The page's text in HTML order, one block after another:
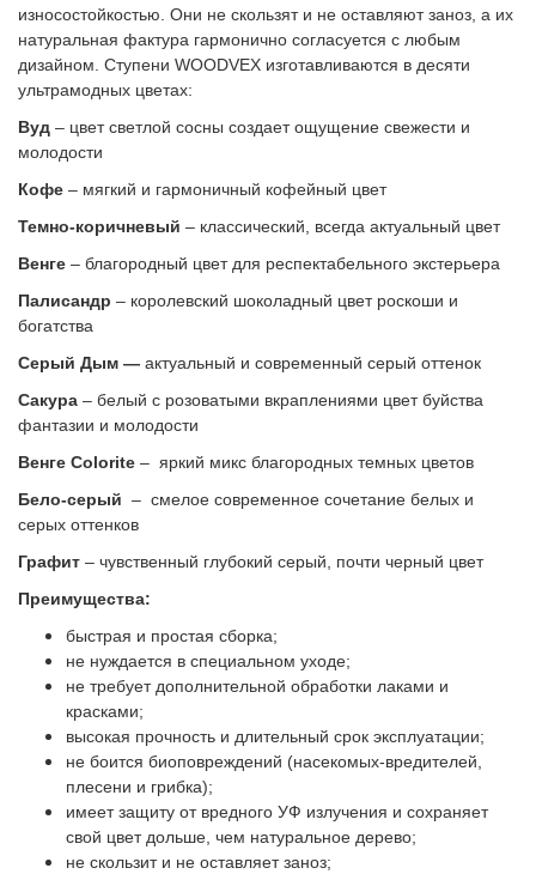
износостойкостью. Они не скользят и не оставляют заноз, а их
натуральная фактура гармонично согласуется с любым
дизайном. Ступени WOODVEX изготавливаются в десяти
ультрамодных цветах:
Вуд – цвет светлой сосны создает ощущение свежести и
молодости
Кофе – мягкий и гармоничный кофейный цвет
Темно-коричневый – классический, всегда актуальный цвет
Венге – благородный цвет для респектабельного экстерьера
Палисандр – королевский шоколадный цвет роскоши и
богатства
Серый Дым — актуальный и современный серый оттенок
Сакура – белый с розоватыми вкраплениями цвет буйства
фантазии и молодости
Венге Colorite – яркий микс благородных темных цветов
Бело-серый – смелое современное сочетание белых и
серых оттенков
Графит – чувственный глубокий серый, почти черный цвет
Преимущества:
быстрая и простая сборка;
не нуждается в специальном уходе;
не требует дополнительной обработки лаками и
красками;
высокая прочность и длительный срок эксплуатации;
не боится биоповреждений (насекомых-вредителей,
плесени и грибка);
имеет защиту от вредного УФ излучения и сохраняет
свой цвет дольше, чем натуральное дерево;
не скользит и не оставляет заноз;